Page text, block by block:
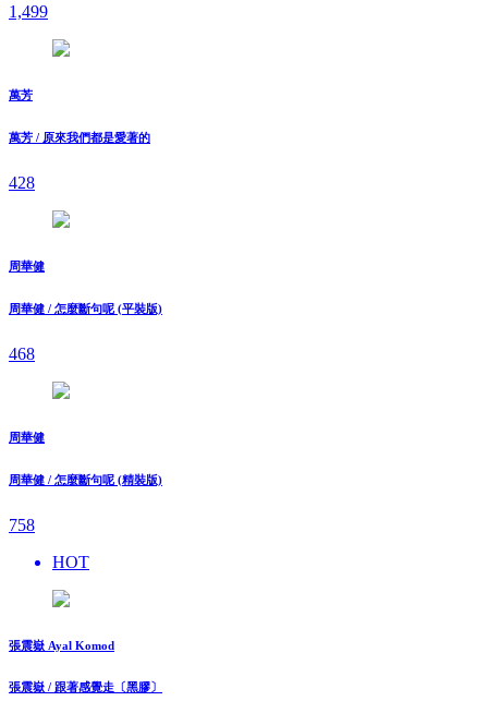
1,499
萬芳
萬芳 / 原來我們都是愛著的
428
周華健
周華健 / 怎麼斷句呢 (平裝版)
468
周華健
周華健 / 怎麼斷句呢 (精裝版)
758
HOT
張震嶽 Ayal Komod
張震嶽 / 跟著感覺走〔黑膠〕